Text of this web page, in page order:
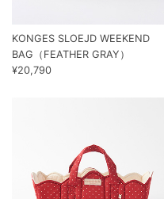
KONGES SLOEJD WEEKEND
BAG（FEATHER GRAY）
¥20,790